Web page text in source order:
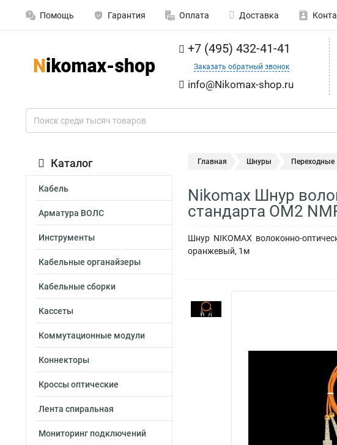
Помощь Гарантия Оплата Доставка
+7 (495) 432-41-41
Заказать обратный звонок
info@Nikomax-shop.ru
Каталог
Кабель
Арматура ВОЛС
Инструменты
Кабельные органайзеры
Кабельные сборки
Кассеты
Коммутационные модули
Коннекторы
Кроссы оптические
Лента спиральная
Мониторинг подключений
Главная Шнуры Переходные
Nikomax Шнур
стандарта ОМ2
Шнур NIKOMAX волоконно-
оранжевый, 1м